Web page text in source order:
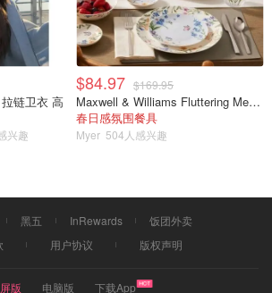
Toothpaste for Sensitive Teeth）
，我的牙龈之前有了轻微的发炎，我的牙
款牙膏。其实之前我用过这个牌子，只
子的牙膏，但是在牙医建议我用这款牙
它了。Sensodyne的含氟防蛀牙膏适用
以有效修复牙釉质，美白牙齿的同时有
链卫衣 高
兴趣
$84.97 $169.95
Maxwell & Williams Fluttering Meadow 12件餐具套装
春日感氛围餐具
Myer 504人感兴趣
黑五 InRewards
饭团外卖
用户协议 版权声明
版 电脑版 下载App